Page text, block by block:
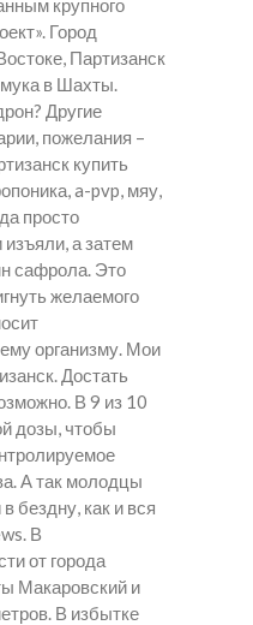
крупного
Город
Партизанск
в Шахты.
Другие
пожелания –
купить
a-pvp, мяу,
просто
а затем
сафрола. Это
желаемого
организму. Мои
Достать
В 9 из 10
дозы, чтобы
А так молодцы
бездну, как и вся
В
от города
Макаровский и
В избытке